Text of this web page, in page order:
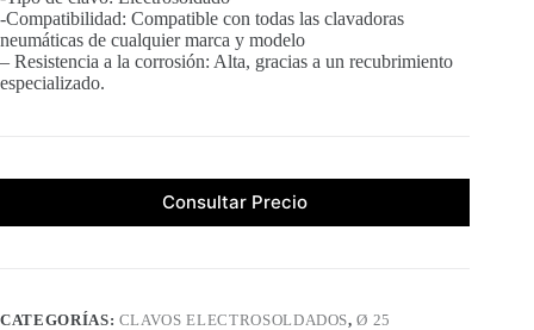
-Compatibilidad: Compatible con todas las clavadoras
neumáticas de cualquier marca y modelo
– Resistencia a la corrosión: Alta, gracias a un recubrimiento
especializado.
Consultar Precio
CATEGORÍAS: CLAVOS ELECTROSOLDADOS,Ø 25